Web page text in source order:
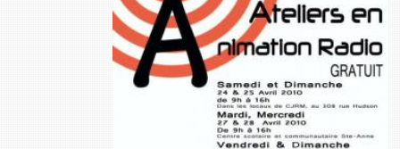
Allison Chaytor
Maurice Nzoyamara
Ressources linguistiques pour la
communication en santé